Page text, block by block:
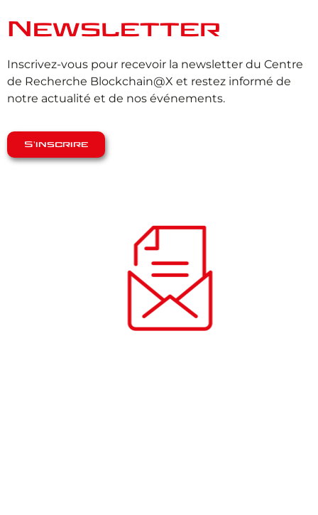
Newsletter
Inscrivez-vous pour recevoir la newsletter du Centre
de Recherche Blockchain@X et restez informé de
notre actualité et de nos événements.
S'inscrire